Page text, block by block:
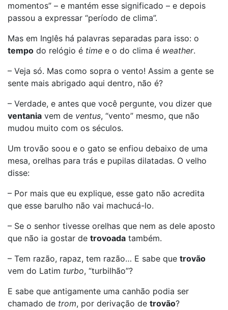
momentos” – e mantém esse significado – e depois
passou a expressar “período de clima”.
Mas em Inglês há palavras separadas para isso: o
tempo do relógio é time e o do clima é weather.
– Veja só. Mas como sopra o vento! Assim a gente se
sente mais abrigado aqui dentro, não é?
– Verdade, e antes que você pergunte, vou dizer que
ventania vem de ventus, “vento” mesmo, que não
mudou muito com os séculos.
Um trovão soou e o gato se enfiou debaixo de uma
mesa, orelhas para trás e pupilas dilatadas. O velho
disse:
– Por mais que eu explique, esse gato não acredita
que esse barulho não vai machucá-lo.
– Se o senhor tivesse orelhas que nem as dele aposto
que não ia gostar de trovoada também.
– Tem razão, rapaz, tem razão… E sabe que trovão
vem do Latim turbo, “turbilhão”?
E sabe que antigamente uma canhão podia ser
chamado de trom, por derivação de trovão?